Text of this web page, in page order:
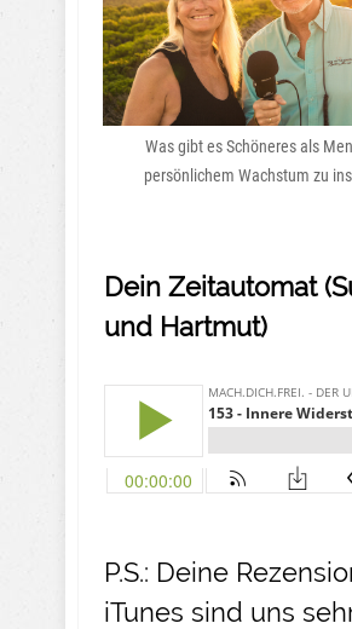
Was gibt es Schöneres als
persönlichem Wachstum zu
Dein Zeitautomat
und Hartmut)
P.S.: Deine
iTunes sind uns